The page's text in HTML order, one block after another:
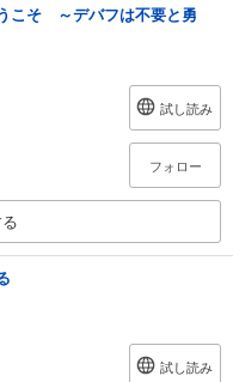
こそ ～デバフは不要と勇
試し読み
フォロー
試し読み